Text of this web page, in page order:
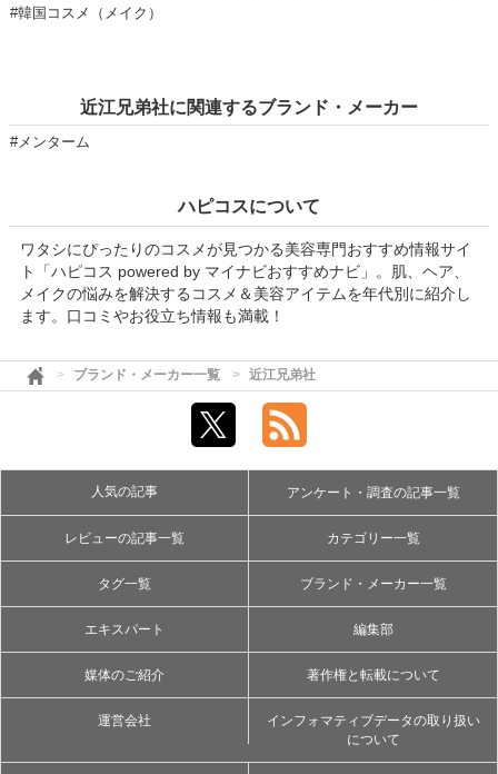
#韓国コスメ（メイク）
近江兄弟社に関連するブランド・メーカー
#メンターム
ハピコスについて
ワタシにぴったりのコスメが見つかる美容専門おすすめ情報サイ
ト「ハピコス powered by マイナビおすすめナビ」。肌、ヘア、
メイクの悩みを解決するコスメ＆美容アイテムを年代別に紹介し
ます。口コミやお役立ち情報も満載！
ブランド・メーカー一覧 近江兄弟社
人気の記事 アンケート・調査の記事一覧
レビューの記事一覧 カテゴリー一覧
タグ一覧 ブランド・メーカー一覧
エキスパート 編集部
媒体のご紹介 著作権と転載について
運営会社
インフォマティブデータの取り扱い
について